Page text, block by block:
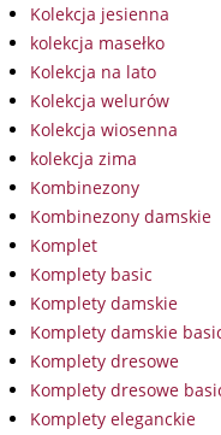
Kolekcja jesienna
kolekcja masełko
Kolekcja na lato
Kolekcja welurów
Kolekcja wiosenna
kolekcja zima
Kombinezony
Kombinezony damskie
Komplet
Komplety basic
Komplety damskie
Komplety damskie
Komplety dresowe
Komplety dresowe
Komplety eleganckie